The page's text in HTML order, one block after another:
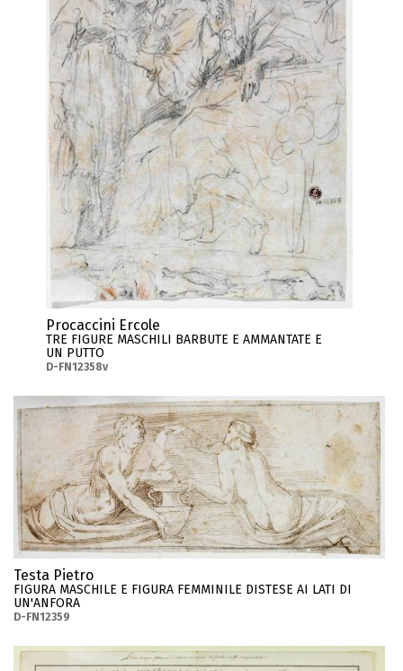
Procaccini Ercole
TRE FIGURE MASCHILI BARBUTE E AMMANTATE E
UN PUTTO
D-FN12358v
Testa Pietro
FIGURA MASCHILE E FIGURA FEMMINILE DISTESE AI LATI DI
UN'ANFORA
D-FN12359